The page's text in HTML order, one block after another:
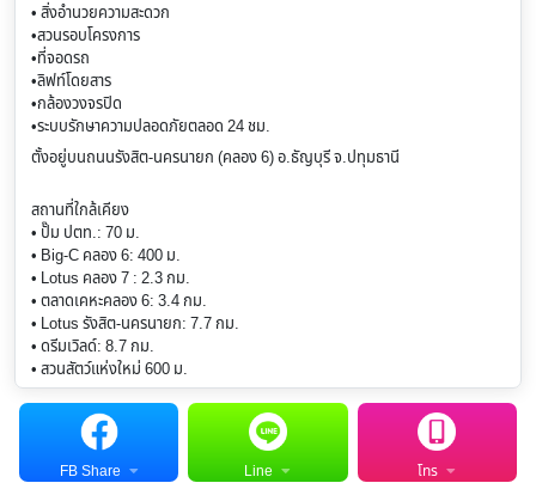
• สิ่งอำนวยความสะดวก
•สวนรอบโครงการ
•ที่จอดรถ
•ลิฟท์โดยสาร
•กล้องวงจรปิด
•ระบบรักษาความปลอดภัยตลอด 24 ชม.
ตั้งอยู่บนถนนรังสิต-นครนายก (คลอง 6) อ.ธัญบุรี จ.ปทุมธานี
สถานที่ใกล้เคียง
• ปั๊ม ปตท.: 70 ม.
• Big-C คลอง 6: 400 ม.
• Lotus คลอง 7 : 2.3 กม.
• ตลาดเคหะคลอง 6: 3.4 กม.
• Lotus รังสิต-นครนายก: 7.7 กม.
• ดรีมเวิลด์: 8.7 กม.
• สวนสัตว์แห่งใหม่ 600 ม.
FB Share Line
โทร